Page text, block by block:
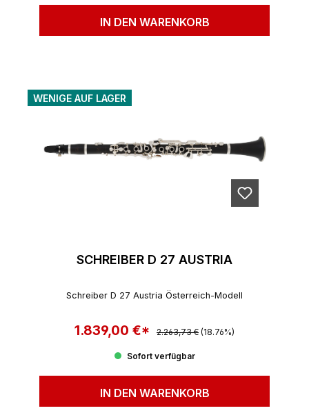
IN DEN WARENKORB
WENIGE AUF LAGER
SCHREIBER D 27 AUSTRIA
Schreiber D 27 Austria Österreich-Modell
Verkaufspreis:
1.839,00 €* Regulärer Preis:
2.263,73 € (18.76%)
Sofort verfügbar
IN DEN WARENKORB